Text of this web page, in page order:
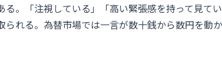
。「注視している」「高い緊張感を持って見て
れる。為替市場では一言が数十銭から数円を動